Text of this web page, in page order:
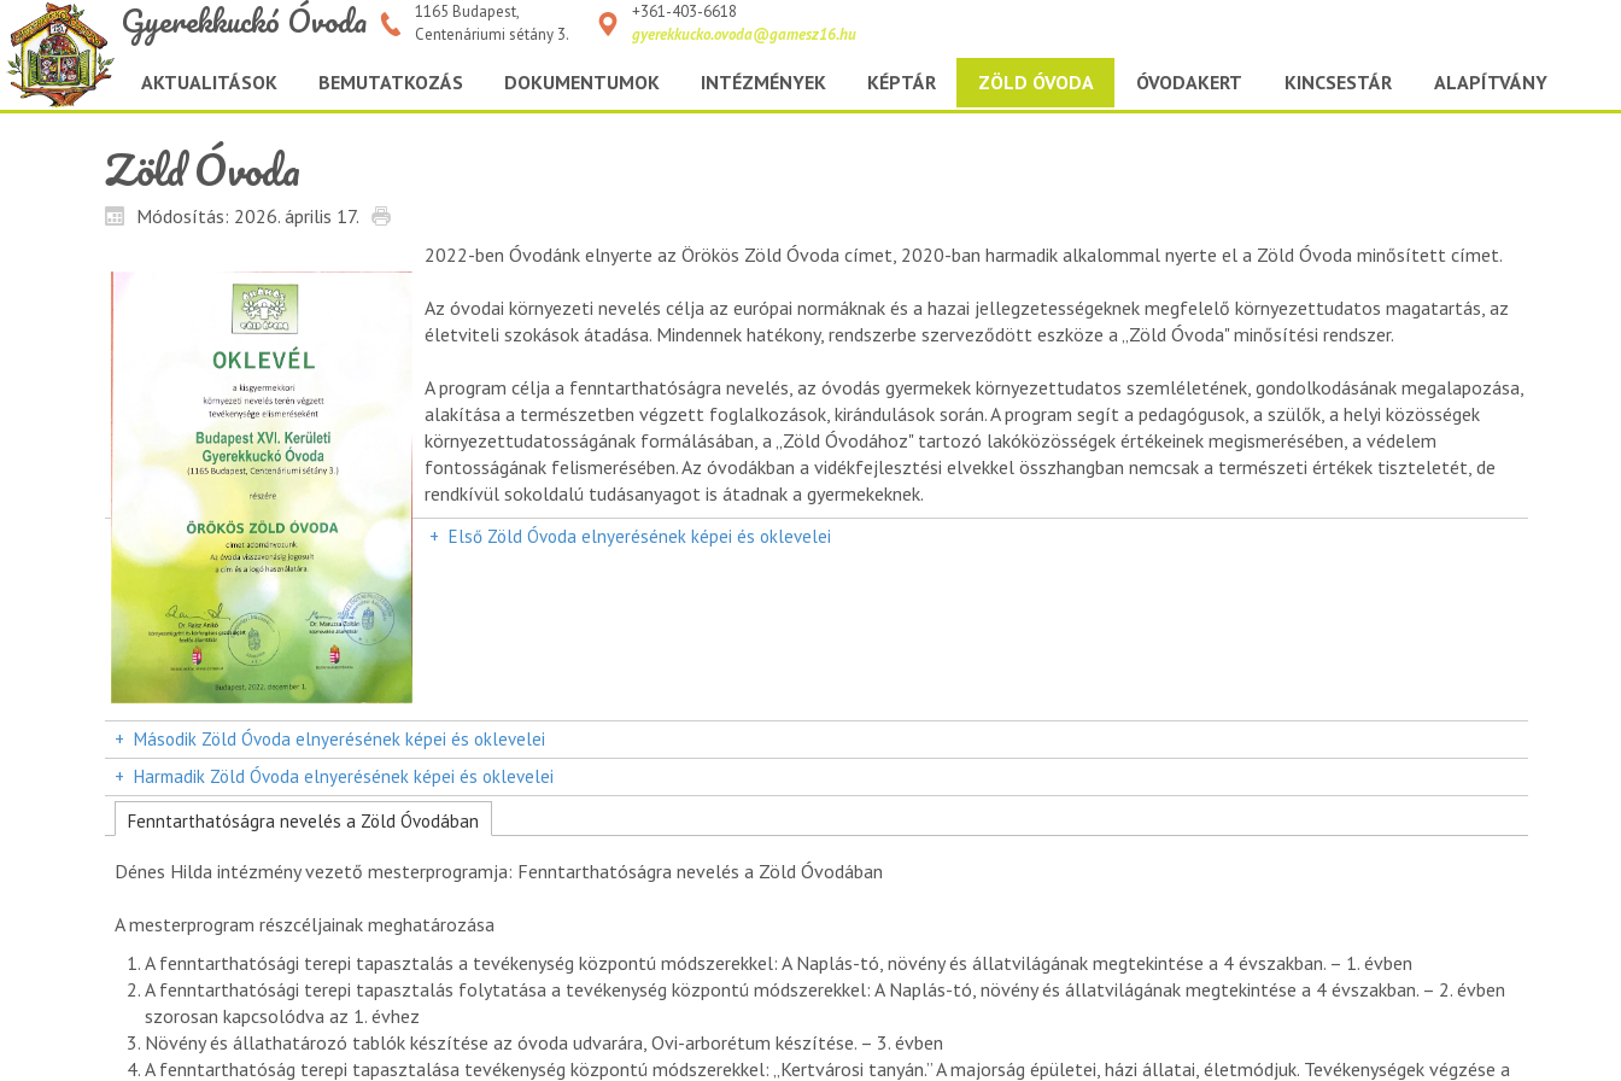
Gyerekkuckó Óvoda
1165 Budapest,
Centenáriumi sétány 3.
+361-403-6618
gyerekkucko.ovoda@gamesz16.hu
AKTUALITÁSOK BEMUTATKOZÁS DOKUMENTUMOK INTÉZMÉNYEK KÉPTÁR ZÖLD ÓVODA ÓVODAKERT KINCSESTÁR ALAPÍTVÁNY
Zöld Óvoda
Módosítás: 2026. április 17.
2022-ben Óvodánk elnyerte az Örökös Zöld Óvoda címet, 2020-ban harmadik alkalommal nyerte el a Zöld Óvoda minősített címet.
Az óvodai környezeti nevelés célja az európai normáknak és a hazai jellegzetességeknek megfelelő környezettudatos magatartás, az
életviteli szokások átadása. Mindennek hatékony, rendszerbe szerveződött eszköze a „Zöld Óvoda" minősítési rendszer.
A program célja a fenntarthatóságra nevelés, az óvodás gyermekek környezettudatos szemléletének, gondolkodásának megalapozása,
alakítása a természetben végzett foglalkozások, kirándulások során. A program segít a pedagógusok, a szülők, a helyi közösségek
környezettudatosságának formálásában, a „Zöld Óvodához" tartozó lakóközösségek értékeinek megismerésében, a védelem
fontosságának felismerésében. Az óvodákban a vidékfejlesztési elvekkel összhangban nemcsak a természeti értékek tiszteletét, de
rendkívül sokoldalú tudásanyagot is átadnak a gyermekeknek.
+ Első Zöld Óvoda elnyerésének képei és oklevelei
+ Második Zöld Óvoda elnyerésének képei és oklevelei
+ Harmadik Zöld Óvoda elnyerésének képei és oklevelei
Fenntarthatóságra nevelés a Zöld Óvodában
Dénes Hilda intézmény vezető mesterprogramja: Fenntarthatóságra nevelés a Zöld Óvodában
A mesterprogram részcéljainak meghatározása
A fenntarthatósági terepi tapasztalás a tevékenység központú módszerekkel: A Naplás-tó, növény és állatvilágának megtekintése a 4 évszakban. – 1. évben
A fenntarthatósági terepi tapasztalás folytatása a tevékenység központú módszerekkel: A Naplás-tó, növény és állatvilágának megtekintése a 4 évszakban. – 2. évben
szorosan kapcsolódva az 1. évhez
Növény és állathatározó tablók készítése az óvoda udvarára, Ovi-arborétum készítése. – 3. évben
A fenntarthatóság terepi tapasztalása tevékenység központú módszerekkel: „Kertvárosi tanyán.” A majorság épületei, házi állatai, életmódjuk. Tevékenységek végzése a